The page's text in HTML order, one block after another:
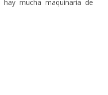
hay mucha maquinaria de